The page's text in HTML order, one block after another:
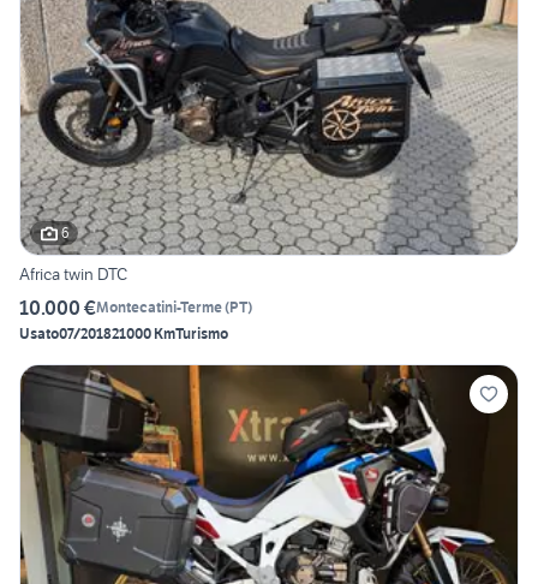
6
Africa twin DTC
10.000 €Montecatini-Terme(PT)
Usato07/201821000 KmTurismo